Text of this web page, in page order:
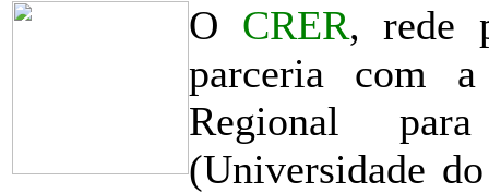
O CRER, rede
parceria com
Regional
(Universidade